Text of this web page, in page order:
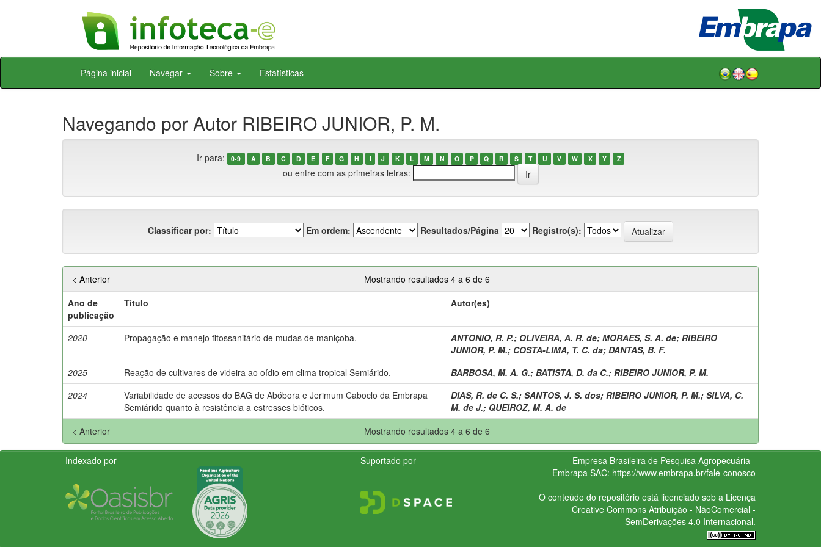
Skip
Página inicial Navegar Sobre Estatísticas
Navegando por Autor RIBEIRO JUNIOR, P. M.
Ir para: 0-9 A B C D E F G H I J K L M N O P Q R S T U V W X Y Z
ou entre com as primeiras letras:
Classificar por: Em ordem: Resultados/Página Registro(s):
Mostrando resultados 4 a 6 de 6
< Anterior
Ano de
publicação
Título Autor(es)
2020 Propagação e manejo fitossanitário de mudas de maniçoba. ANTONIO, R. P.; OLIVEIRA, A. R. de; MORAES, S. A. de; RIBEIRO
JUNIOR, P. M.; COSTA-LIMA, T. C. da; DANTAS, B. F.
2025
Reação de cultivares de videira ao oídio em clima tropical Semiárido. BARBOSA, M. A. G.; BATISTA, D. da C.; RIBEIRO JUNIOR, P. M.
2024
Variabilidade de acessos do BAG de Abóbora e Jerimum Caboclo da Embrapa
Semiárido quanto à resistência a estresses bióticos.
DIAS, R. de C. S.; SANTOS, J. S. dos; RIBEIRO JUNIOR, P. M.; SILVA, C.
M. de J.; QUEIROZ, M. A. de
Mostrando resultados 4 a 6 de 6
< Anterior
Indexado por Suportado por
Empresa Brasileira de Pesquisa Agropecuária -
Embrapa SAC: https://www.embrapa.br/fale-conosco
O conteúdo do repositório está licenciado sob a Licença
Creative CommonsAtribuição - NãoComercial -
SemDerivações 4.0 Internacional.